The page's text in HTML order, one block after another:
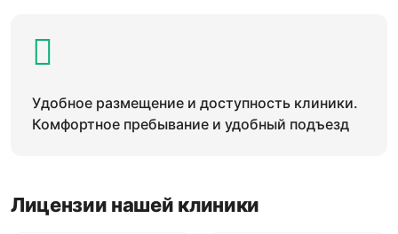
Удобное размещение и доступность клиники.
Комфортное пребывание и удобный подъезд
Лицензии нашей клиники